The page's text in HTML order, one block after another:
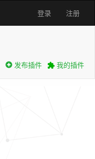
登录 注册
发布插件 我的插件